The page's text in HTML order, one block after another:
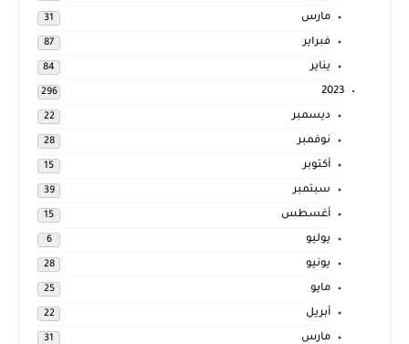
مارس 31
فبراير 87
يناير 84
2023
296
ديسمبر 22
نوفمبر 28
أكتوبر 15
سبتمبر 39
أغسطس 15
يوليو 6
يونيو 28
مايو 25
أبريل 22
مارس 31